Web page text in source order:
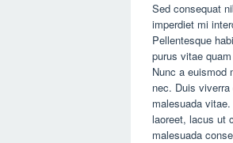
Sed consequat
imperdiet mi
Pellentesque
purus vitae
Nunc a euismod
nec. Duis
malesuada
laoreet, lacus ut
malesuada